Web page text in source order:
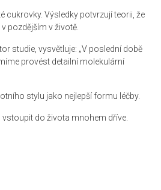
cukrovky. Výsledky potvrzují teorii, že
v pozdějším v životě.
studie vysvětluje: „V poslední době
provést detailní molekulární
stylu jako nejlepší formu léčby.
vstoupit do života mnohem dříve